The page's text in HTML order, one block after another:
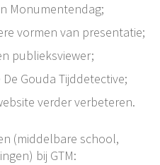
Monumentendag;
vormen van presentatie;
publieksviewer;
Gouda Tijddetective;
verder verbeteren.
(middelbare school,
bij GTM: